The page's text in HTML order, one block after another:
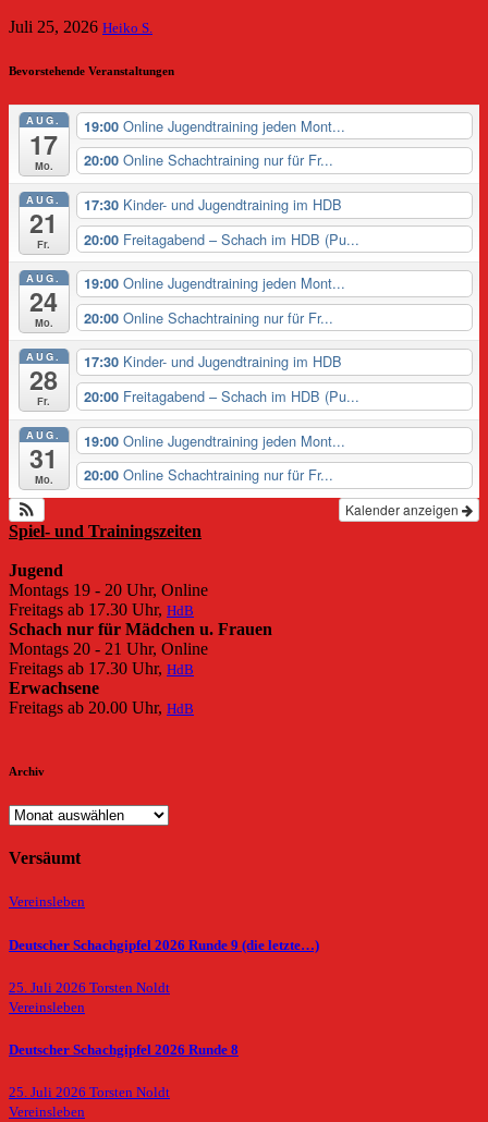
Juli 25, 2026 Heiko S.
Bevorstehende Veranstaltungen
AUG.
17
Mo.
19:00 Online Jugendtraining jeden Mont...
20:00 Online Schachtraining nur für Fr...
AUG.
21
Fr.
17:30 Kinder- und Jugendtraining im HDB
20:00 Freitagabend – Schach im HDB (Pu...
AUG.
24
Mo.
19:00 Online Jugendtraining jeden Mont...
20:00 Online Schachtraining nur für Fr...
AUG.
28
Fr.
17:30 Kinder- und Jugendtraining im HDB
20:00 Freitagabend – Schach im HDB (Pu...
AUG.
31
Mo.
19:00 Online Jugendtraining jeden Mont...
20:00 Online Schachtraining nur für Fr...
Kalender anzeigen
Spiel- und Trainingszeiten
Jugend
Montags 19 - 20 Uhr, Online
Freitags ab 17.30 Uhr, HdB
Schach nur für Mädchen u. Frauen
Montags 20 - 21 Uhr, Online
Freitags ab 17.30 Uhr, HdB
Erwachsene
Freitags ab 20.00 Uhr, HdB
Archiv
Archiv
Versäumt
Vereinsleben
Deutscher Schachgipfel 2026 Runde 9 (die letzte…)
25. Juli 2026 Torsten Noldt
Vereinsleben
Deutscher Schachgipfel 2026 Runde 8
25. Juli 2026 Torsten Noldt
Vereinsleben